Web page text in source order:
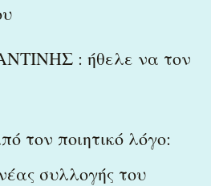
: ήθελε να τον
τον ποιητικό λόγο:
συλλογής του